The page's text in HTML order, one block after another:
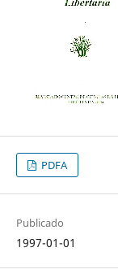
PDFA
Publicado
1997-01-01